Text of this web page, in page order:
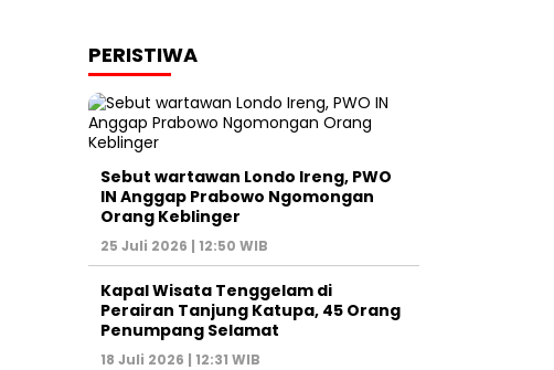
PERISTIWA
Sebut wartawan Londo Ireng, PWO
IN Anggap Prabowo Ngomongan
Orang Keblinger
25 Juli 2026 | 12:50 WIB
Kapal Wisata Tenggelam di
Perairan Tanjung Katupa, 45 Orang
Penumpang Selamat
18 Juli 2026 | 12:31 WIB